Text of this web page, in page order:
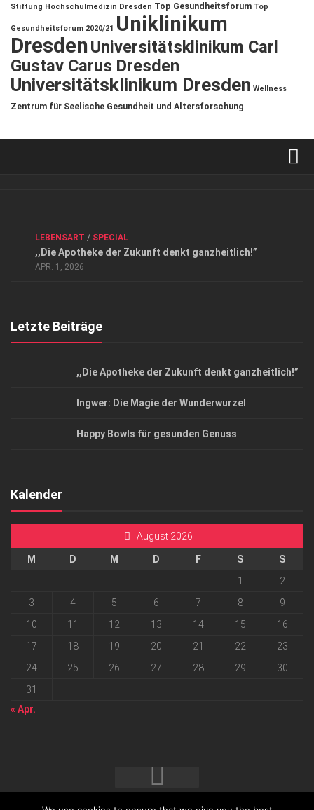
Stiftung Hochschulmedizin Dresden Top Gesundheitsforum Top
Gesundheitsforum 2020/21 Uniklinikum
DresdenUniversitätsklinikum Carl
Gustav Carus Dresden
Universitätsklinikum Dresden Wellness
Zentrum für Seelische Gesundheit und Altersforschung
Datenschutzerklärung
Top Magazin Dresden / Ostsachsen
LEBENSART / SPECIAL
,,Die Apotheke der Zukunft denkt ganzheitlich!”
APR. 1, 2026
Letzte Beiträge
,,Die Apotheke der Zukunft denkt ganzheitlich!”
Ingwer: Die Magie der Wunderwurzel
Happy Bowls für gesunden Genuss
Kalender
August 2026
M D M D F S
S
1
2
3
4 5 6 7 8
9
10
11 12 13 14 15
16
17
18 19 20 21 22
23
24
25 26 27 28 29
30
31
« Apr.